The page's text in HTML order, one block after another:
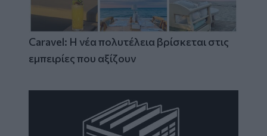
Caravel: Η νέα πολυτέλεια βρίσκεται στις
εμπειρίες που αξίζουν